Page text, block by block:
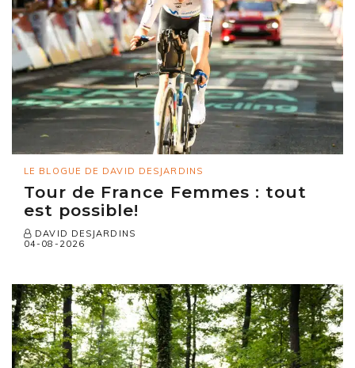
LE BLOGUE DE DAVID DESJARDINS
Tour de France Femmes : tout
est possible!
DAVID DESJARDINS
04-08-2026